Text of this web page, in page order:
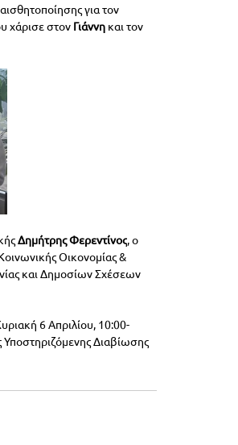
για τον
χάρισε στον Γιάννη και τον
Δημήτρης Φερεντίνος , ο
Οικονομίας &
και Δημοσίων Σχέσεων
6 Απριλίου, 10:00-
Διαβίωσης